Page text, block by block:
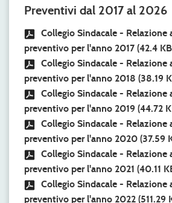
Preventivi dal 2017 al 2026
Collegio Sindacale - Relazione
preventivo per l'anno 2017 (42.4
Collegio Sindacale - Relazione
preventivo per l'anno 2018 (38.19
Collegio Sindacale - Relazione
preventivo per l'anno 2019 (44.72
Collegio Sindacale - Relazione
preventivo per l'anno 2020 (37.59
Collegio Sindacale - Relazione
preventivo per l'anno 2021 (40.11
Collegio Sindacale - Relazione
preventivo per l'anno 2022 (511.29